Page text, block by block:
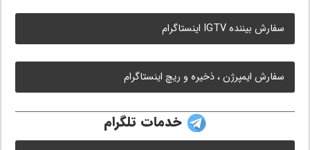
سفارش بیننده IGTV اینستاگرام
سفارش ایمپرژن ، ذخیره و ریچ اینستاگرام
خدمات تلگرام